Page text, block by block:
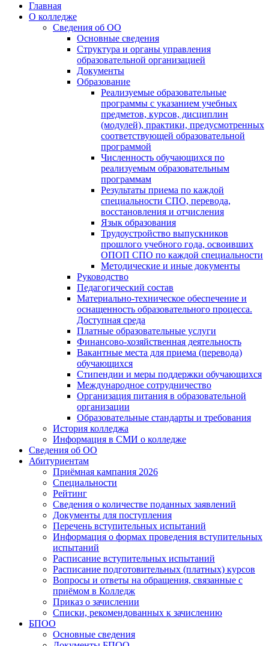
Главная
О колледже
Сведения об ОО
Основные сведения
Структура и органы управления
образовательной организацией
Документы
Образование
Реализуемые образовательные
программы с указанием учебных
предметов, курсов, дисциплин
(модулей), практики, предусмотренных
соответствующей образовательной
программой
Численность обучающихся по
реализуемым образовательным
программам
Результаты приема по каждой
специальности СПО, перевода,
восстановления и отчисления
Язык образования
Трудоустройство выпускников
прошлого учебного года, освоивших
ОПОП СПО по каждой специальности
Методические и иные документы
Руководство
Педагогический состав
Материально-техническое обеспечение и
оснащенность образовательного процесса.
Доступная среда
Платные образовательные услуги
Финансово-хозяйственная деятельность
Вакантные места для приема (перевода)
обучающихся
Стипендии и меры поддержки обучающихся
Международное сотрудничество
Организация питания в образовательной
организации
Образовательные стандарты и требования
История колледжа
Информация в СМИ о колледже
Сведения об ОО
Абитуриентам
Приёмная кампания 2026
Специальности
Рейтинг
Сведения о количестве поданных заявлений
Документы для поступления
Перечень вступительных испытаний
Информация о формах проведения вступительных
испытаний
Расписание вступительных испытаний
Расписание подготовительных (платных) курсов
Вопросы и ответы на обращения, связанные с
приёмом в Колледж
Приказ о зачислении
Списки, рекомендованных к зачислению
БПОО
Основные сведения